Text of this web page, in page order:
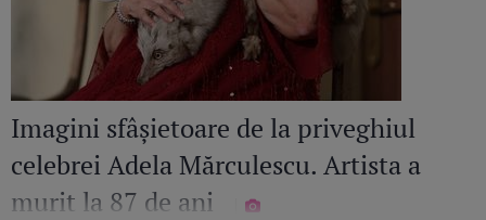
Imagini sfâșietoare de la priveghiul
celebrei Adela Mărculescu. Artista a
murit la 87 de ani